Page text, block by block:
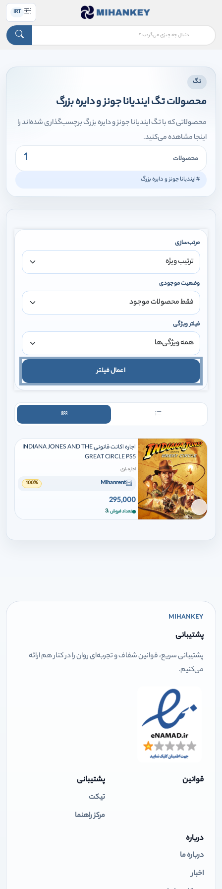
IRT
تگ
محصولات تگ ایندیانا جونز و دایره بزرگ
محصولاتی که با تگ ایندیانا جونز و دایره بزرگ برچسب‌گذاری شده‌اند را
اینجا مشاهده می‌کنید.
محصولات 1
#ایندیانا جونز و دایره بزرگ
مرتب‌سازی
وضعیت موجودی
فیلتر ویژگی
اعمال فیلتر
برای افزودن وارد شوید
اجاره اکانت قانونی INDIANA JONES AND THE
GREAT CIRCLE PS5
اجاره بازی
Mihanrent
100%
295,000
تعداد فروش 3
MIHANKEY
پشتیبانی
پشتیبانی سریع، قوانین شفاف و تجربه‌ای روان را در کنار هم ارائه
می‌کنیم.
قوانین پشتیبانی
تیکت
مرکز راهنما
درباره
درباره ما
اخبار